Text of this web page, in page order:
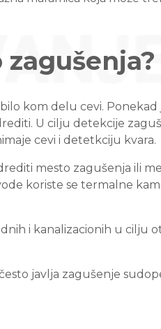
kom delu cevi. Ponekad
U cilju detekcije
cevi i detetkciju kvara.
mesto zagušenja ili
koriste se termalne
i kanalizacionih u cilju
javlja zagušenje